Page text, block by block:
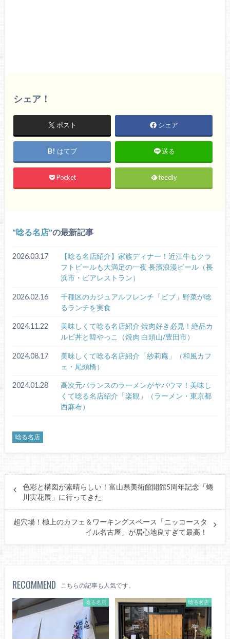
シェア！
ポスト シェア
はてブ 送る
Pocket feedly
唸る名店 の最新記事
2026.03.17
【唸る名店紹介】家族ディナー！近江牛もクラ
フトビールも大満足の一夜 長濱浪漫ビール（長
浜市・ビアレストラン）
2026.02.16
千種区のカジュアルフレンチ「ビブ」野菜が唸
るランチを実食
2024.11.22
美味しくて唸る名店紹介 焼肉好き必見！絶品カ
ルビ丼と韓やっこ（焼肉 白頭山/豊田市）
2024.08.17
美味しくて唸る名店紹介「紗莉庵」（和風カフ
ェ・尾頭橋）
2024.01.28
高次元バランスのラーメンがヤバウマ！美味し
くて唸る名店紹介「楽観」（ラーメン・東京都
西麻布）
唸る名店
色彩と構図が素晴らしい！富山県美術館開館5周年記念「蜷
川実花展」に行ってきた
超穴場！極上のカフェ＆ワーキングスペース「ニッコースタ
イル名古屋」が居心地良すぎて最高！
RECOMMEND こちらの記事も人気です。
唸る名店 唸る名店